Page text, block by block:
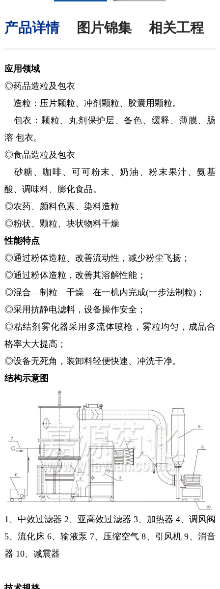
产品详情 图片锦集 相关工程
应用领域
◎药品造粒及包衣
造粒：压片颗粒、冲剂颗粒、胶囊用颗粒。
包衣：颗粒、丸剂保护层、备色、缓释、薄膜、肠
溶 包衣。
◎食品造粒及包衣
砂糖、咖啡、可可粉末、奶油、粉末果汁、氨基
酸、调味料、膨化食品。
◎农药、颜料色素、染料造粒
◎粉状、颗粒、块状物料干燥
性能特点
◎通过粉体造粒、改善流动性，减少粉尘飞扬；
◎通过粉体造粒，改善其溶解性能；
◎混合—制粒—干燥—在一机内完成(一步法制粒)；
◎采用抗静电滤料，设备操作安全；
◎粘结剂雾化器采用多流体喷枪，雾粒均匀，成品合
格率大大提高；
◎设备无死角，装卸料轻便快速、冲洗干净。
结构示意图
1、中效过滤器 2、亚高效过滤器 3、加热器 4、调风阀
5、流化床 6、输液泵 7、压缩空气 8、引风机 9、消音
器 10、减震器